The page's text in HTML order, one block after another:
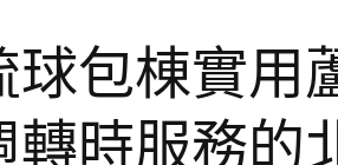
球包棟實用
轉時服務的